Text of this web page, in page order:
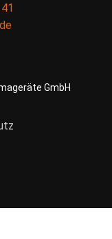
GmbH